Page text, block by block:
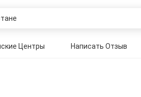
Центры Написать Отзыв